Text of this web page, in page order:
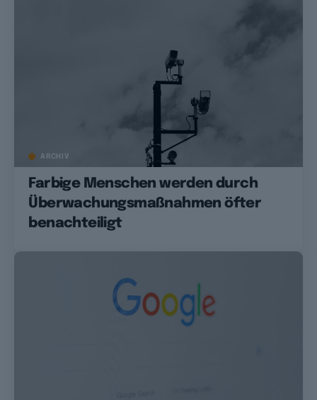
ARCHIV
Farbige Menschen werden durch
Überwachungsmaßnahmen öfter
benachteiligt